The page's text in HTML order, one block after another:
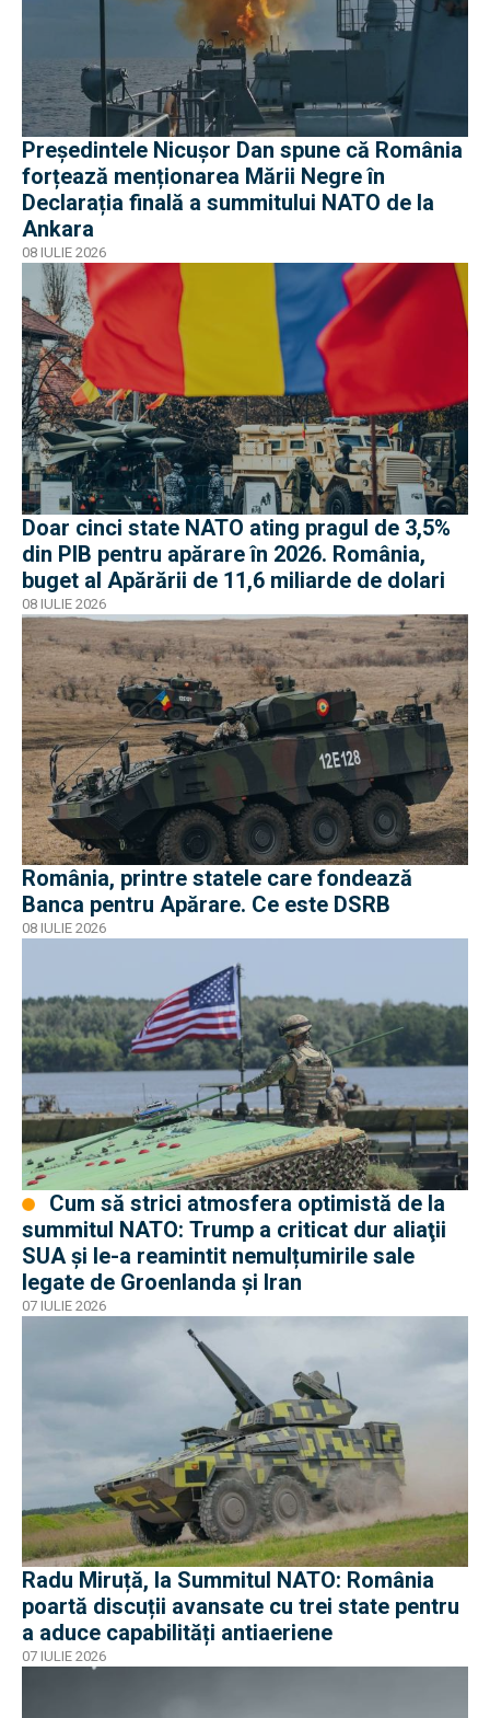
Președintele Nicușor Dan spune că România
forțează menționarea Mării Negre în
Declarația finală a summitului NATO de la
Ankara
08 IULIE 2026
Doar cinci state NATO ating pragul de 3,5%
din PIB pentru apărare în 2026. România,
buget al Apărării de 11,6 miliarde de dolari
08 IULIE 2026
România, printre statele care fondează
Banca pentru Apărare. Ce este DSRB
08 IULIE 2026
summitul NATO: Trump a criticat dur aliaţii
SUA şi le-a reamintit nemulțumirile sale
legate de Groenlanda şi Iran
07 IULIE 2026
Radu Miruță, la Summitul NATO: România
poartă discuții avansate cu trei state pentru
a aduce capabilități antiaeriene
07 IULIE 2026